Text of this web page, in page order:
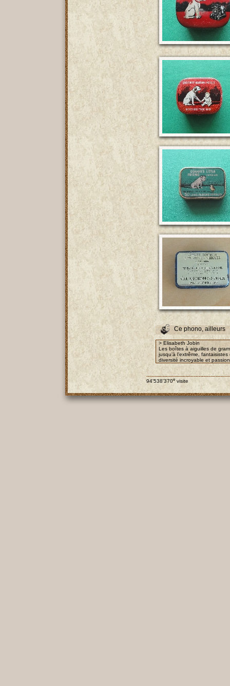
Ce phono, ailleurs
> Elisabeth Jobin
Les boîtes à aiguilles de
jusqu’à l’extrême,
diversité incroyable et
94'538'370e visite